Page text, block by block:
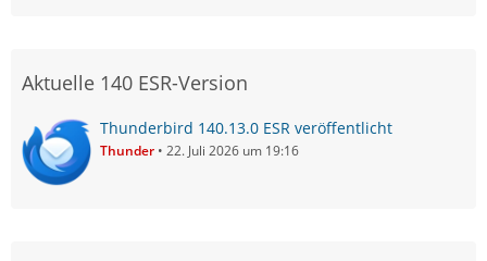
Aktuelle 140 ESR-Version
Thunderbird 140.13.0 ESR veröffentlicht
Thunder 22. Juli 2026 um 19:16